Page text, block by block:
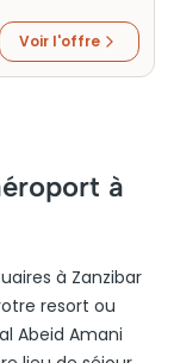
Voir l'offre
à
à Zanzibar
resort ou
Abeid Amani